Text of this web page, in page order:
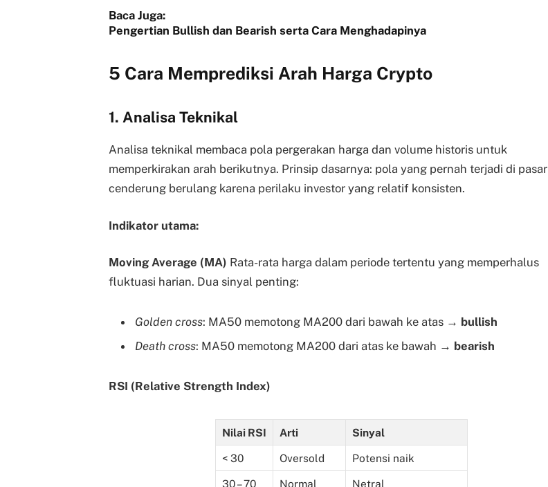
Baca Juga:
Pengertian Bullish dan Bearish serta Cara Menghadapinya
5 Cara Memprediksi Arah Harga Crypto
1. Analisa Teknikal
Analisa teknikal membaca pola pergerakan harga dan volume historis untuk
memperkirakan arah berikutnya. Prinsip dasarnya: pola yang pernah terjadi di pasar
cenderung berulang karena perilaku investor yang relatif konsisten.
Indikator utama:
Moving Average (MA) Rata-rata harga dalam periode tertentu yang memperhalus
fluktuasi harian. Dua sinyal penting:
Golden cross: MA50 memotong MA200 dari bawah ke atas → bullish
Death cross: MA50 memotong MA200 dari atas ke bawah → bearish
RSI (Relative Strength Index)
Nilai RSI Arti Sinyal
< 30 Oversold Potensi naik
30 – 70 Normal Netral